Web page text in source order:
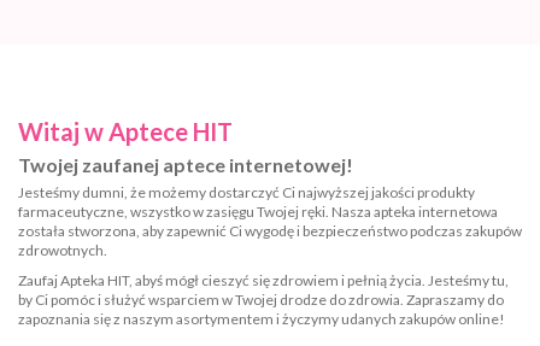
Witaj w Aptece HIT
Twojej zaufanej aptece internetowej!
Jesteśmy dumni, że możemy dostarczyć Ci najwyższej jakości produkty
farmaceutyczne, wszystko w zasięgu Twojej ręki. Nasza apteka internetowa
została stworzona, aby zapewnić Ci wygodę i bezpieczeństwo podczas zakupów
zdrowotnych.
Zaufaj Apteka HIT, abyś mógł cieszyć się zdrowiem i pełnią życia. Jesteśmy tu,
by Ci pomóc i służyć wsparciem w Twojej drodze do zdrowia. Zapraszamy do
zapoznania się z naszym asortymentem i życzymy udanych zakupów online!